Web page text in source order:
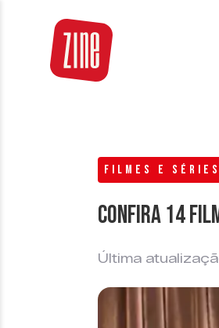
FILMES E SÉRIES
Confira 14
Última